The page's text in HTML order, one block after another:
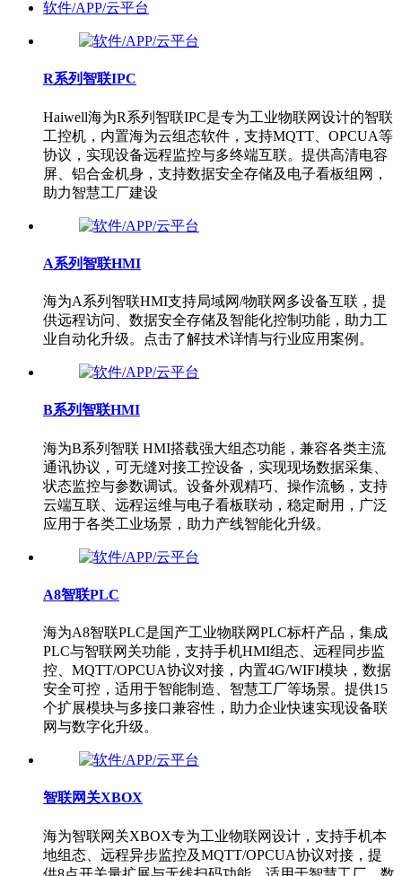
软件/APP/云平台
R系列智联IPC
Haiwell海为R系列智联IPC是专为工业物联网设计的智联
工控机，内置海为云组态软件，支持MQTT、OPCUA等
协议，实现设备远程监控与多终端互联。提供高清电容
屏、铝合金机身，支持数据安全存储及电子看板组网，
助力智慧工厂建设
A系列智联HMI
海为A系列智联HMI支持局域网/物联网多设备互联，提
供远程访问、数据安全存储及智能化控制功能，助力工
业自动化升级。点击了解技术详情与行业应用案例。
B系列智联HMI
海为B系列智联 HMI搭载强大组态功能，兼容各类主流
通讯协议，可无缝对接工控设备，实现现场数据采集、
状态监控与参数调试。设备外观精巧、操作流畅，支持
云端互联、远程运维与电子看板联动，稳定耐用，广泛
应用于各类工业场景，助力产线智能化升级。
A8智联PLC
海为A8智联PLC是国产工业物联网PLC标杆产品，集成
PLC与智联网关功能，支持手机HMI组态、远程同步监
控、MQTT/OPCUA协议对接，内置4G/WIFI模块，数据
安全可控，适用于智能制造、智慧工厂等场景。提供15
个扩展模块与多接口兼容性，助力企业快速实现设备联
网与数字化升级。
智联网关XBOX
海为智联网关XBOX专为工业物联网设计，支持手机本
地组态、远程异步监控及MQTT/OPCUA协议对接，提